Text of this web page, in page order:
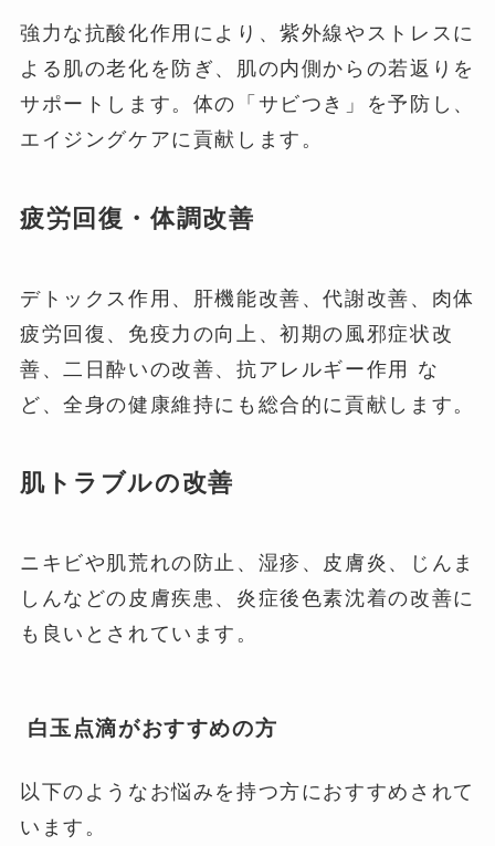
強力な抗酸化作用により、紫外線やストレスに
よる肌の老化を防ぎ、肌の内側からの若返りを
サポートします。体の「サビつき」を予防し、
エイジングケアに貢献します。
疲労回復・体調改善
デトックス作用、肝機能改善、代謝改善、肉体
疲労回復、免疫力の向上、初期の風邪症状改
善、二日酔いの改善、抗アレルギー作用 な
ど、全身の健康維持にも総合的に貢献します。
肌トラブルの改善
ニキビや肌荒れの防止、湿疹、皮膚炎、じんま
しんなどの皮膚疾患、炎症後色素沈着の改善に
も良いとされています。
白玉点滴がおすすめの方
以下のようなお悩みを持つ方におすすめされて
います。